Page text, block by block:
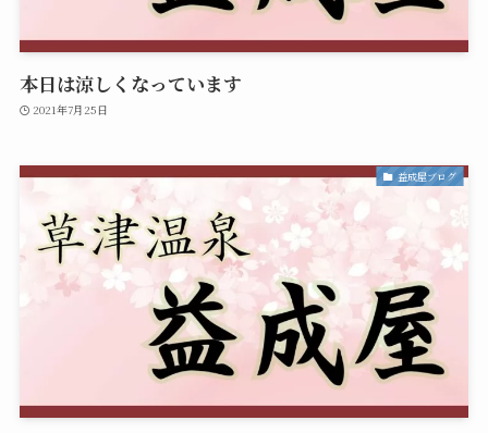
本日は涼しくなっています
2021年7月25日
益成屋ブログ